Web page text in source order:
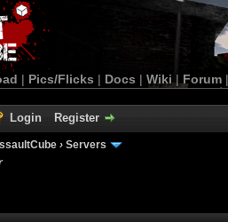
| Pics/Flicks | Docs | Wiki | Forum
Login Register
› Servers